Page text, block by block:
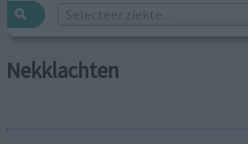
Selecteer ziekte...
Nekklachten